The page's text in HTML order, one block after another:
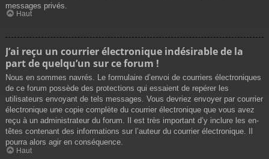
messages privés.
Haut
J’ai reçu un courrier électronique indésirable de la
part de quelqu’un sur ce forum !
Nous en sommes navrés. Le formulaire d’envoi de courriers électroniques
de ce forum possède des protections qui essaient de repérer les
utilisateurs envoyant de tels messages. Vous devriez envoyer par courrier
électronique une copie complète du courrier électronique que vous avez
reçu à un administrateur du forum. Il est très important d’y inclure les en-
têtes contenant des informations sur l’auteur du courrier électronique. Il
pourra alors agir en conséquence.
Haut